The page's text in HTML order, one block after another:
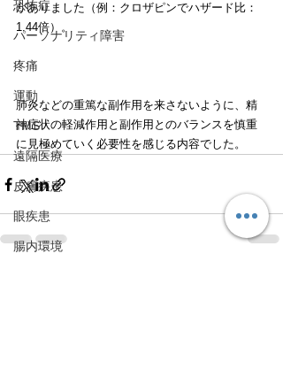
恐怖症
パーソナリティ障害
疼痛
運動
TMS
遠隔医療
皮膚疾患
眼疾患
腸内環境
がありました（例：クロザピンでハザード比：
1.44倍）。
肺炎などの重篤な副作用を来さないように、精
神症状の軽減作用と副作用とのバランスを慎重
に見極めていく必要性を感じる内容でした。